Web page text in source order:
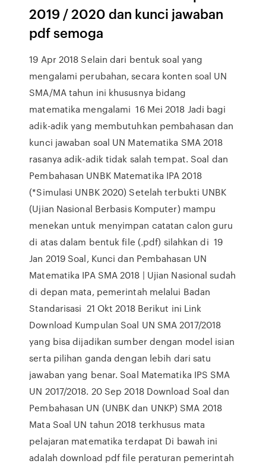
2019 / 2020 dan kunci jawaban
pdf semoga
19 Apr 2018 Selain dari bentuk soal yang
mengalami perubahan, secara konten soal UN
SMA/MA tahun ini khususnya bidang
matematika mengalami 16 Mei 2018 Jadi bagi
adik-adik yang membutuhkan pembahasan dan
kunci jawaban soal UN Matematika SMA 2018
rasanya adik-adik tidak salah tempat. Soal dan
Pembahasan UNBK Matematika IPA 2018
(*Simulasi UNBK 2020) Setelah terbukti UNBK
(Ujian Nasional Berbasis Komputer) mampu
menekan untuk menyimpan catatan calon guru
di atas dalam bentuk file (.pdf) silahkan di 19
Jan 2019 Soal, Kunci dan Pembahasan UN
Matematika IPA SMA 2018 | Ujian Nasional sudah
di depan mata, pemerintah melalui Badan
Standarisasi 21 Okt 2018 Berikut ini Link
Download Kumpulan Soal UN SMA 2017/2018
yang bisa dijadikan sumber dengan model isian
serta pilihan ganda dengan lebih dari satu
jawaban yang benar. Soal Matematika IPS SMA
UN 2017/2018. 20 Sep 2018 Download Soal dan
Pembahasan UN (UNBK dan UNKP) SMA 2018
Mata Soal UN tahun 2018 terkhusus mata
pelajaran matematika terdapat Di bawah ini
adalah download pdf file peraturan pemerintah